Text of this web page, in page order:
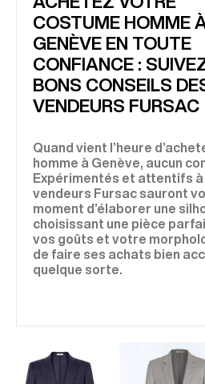
COSTUME HOMME
GENÈVE EN TOUTE
CONFIANCE :
BONS CONSEILS
VENDEURS FURSAC
Quand vient l’heure
homme à Genève, aucun
Expérimentés et attentifs à
vendeurs Fursac sauront
moment d’élaborer une
choisissant une pièce
vos goûts et votre
de faire ses achats bien
quelque sorte.